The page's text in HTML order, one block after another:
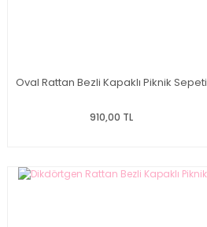
Oval Rattan Bezli Kapaklı Piknik Sepeti
910,00 TL